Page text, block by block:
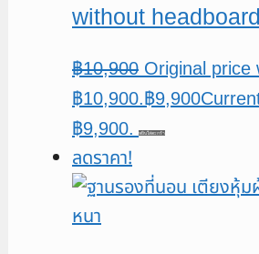
without
฿10,900 Original price
฿10,900.฿9,900
฿9,900.
หยิบใส่ตะกร้า
ลดราคา!